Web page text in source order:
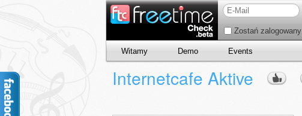
Zostań zalogowany
Witamy Demo Events
Internetcafe Aktive